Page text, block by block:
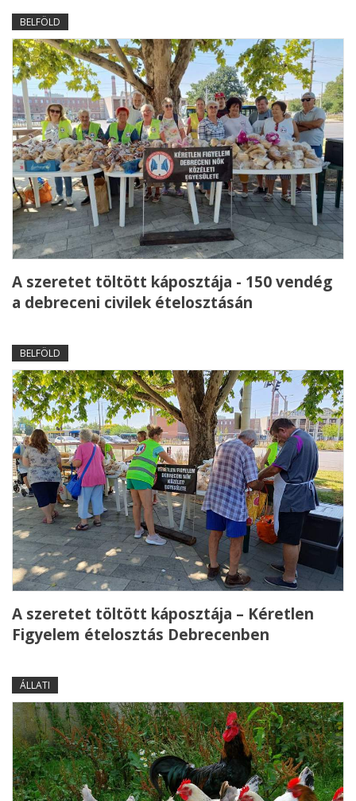
BELFÖLD
A szeretet töltött káposztája - 150 vendég
a debreceni civilek ételosztásán
BELFÖLD
A szeretet töltött káposztája – Kéretlen
Figyelem ételosztás Debrecenben
ÁLLATI